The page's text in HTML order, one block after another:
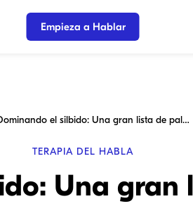
Empieza a Hablar
Dominando el silbido: Una gran lista de palabras con S para terapia de lenguaje
TERAPIA DEL HABLA
Una gran